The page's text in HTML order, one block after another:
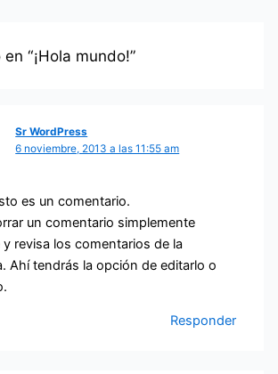
“¡Hola mundo!”
Sr WordPress
6 noviembre, 2013 a las 11:55 am
es un comentario.
un comentario simplemente
y revisa los comentarios de la
Ahí tendrás la opción de editarlo o
Responder